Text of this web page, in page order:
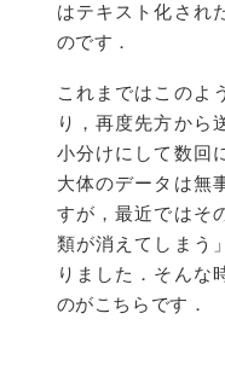
はテキスト化され
のです．
これまではこのよ
り，再度先方から
小分けにして数回
大体のデータは無
すが，最近ではそ
類が消えてしまう
りました．そんな
のがこちらです．